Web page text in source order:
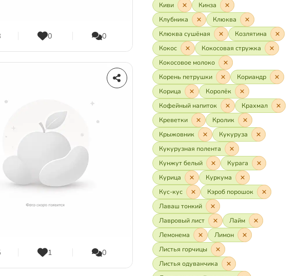
0 0
1 0
Киви
Кинза
Клубника
Клюква
Клюква сушёная
Козлятина
Кокос
Кокосовая стружка
Кокосовое молоко
Корень петрушки
Кориандр
Корица
Королёк
Кофейный напиток
Крахмал
Креветки
Кролик
Крыжовник
Кукуруза
Кукурузная полента
Кунжут белый
Курага
Курица
Куркума
Кус-кус
Кэроб порошок
Лаваш тонкий
Лавровый лист
Лайм
Лемонема
Лимон
Листья горчицы
Листья одуванчика